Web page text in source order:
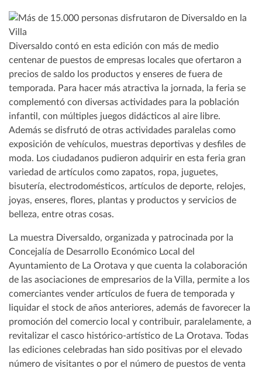
Diversaldo contó en esta edición con más de medio
centenar de puestos de empresas locales que ofertaron a
precios de saldo los productos y enseres de fuera de
temporada. Para hacer más atractiva la jornada, la feria se
complementó con diversas actividades para la población
infantil, con múltiples juegos didácticos al aire libre.
Además se disfrutó de otras actividades paralelas como
exposición de vehículos, muestras deportivas y desfiles de
moda. Los ciudadanos pudieron adquirir en esta feria gran
variedad de artículos como zapatos, ropa, juguetes,
bisutería, electrodomésticos, artículos de deporte, relojes,
joyas, enseres, flores, plantas y productos y servicios de
belleza, entre otras cosas.
La muestra Diversaldo, organizada y patrocinada por la
Concejalía de Desarrollo Económico Local del
Ayuntamiento de La Orotava y que cuenta la colaboración
de las asociaciones de empresarios de la Villa, permite a los
comerciantes vender artículos de fuera de temporada y
liquidar el stock de años anteriores, además de favorecer la
promoción del comercio local y contribuir, paralelamente, a
revitalizar el casco histórico-artístico de La Orotava. Todas
las ediciones celebradas han sido positivas por el elevado
número de visitantes o por el número de puestos de venta